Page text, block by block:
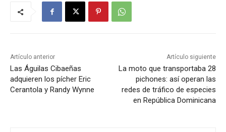
Artículo anterior
Las Águilas Cibaeñas
adquieren los pícher Eric
Cerantola y Randy Wynne
Artículo siguiente
La moto que transportaba 28
pichones: así operan las
redes de tráfico de especies
en República Dominicana